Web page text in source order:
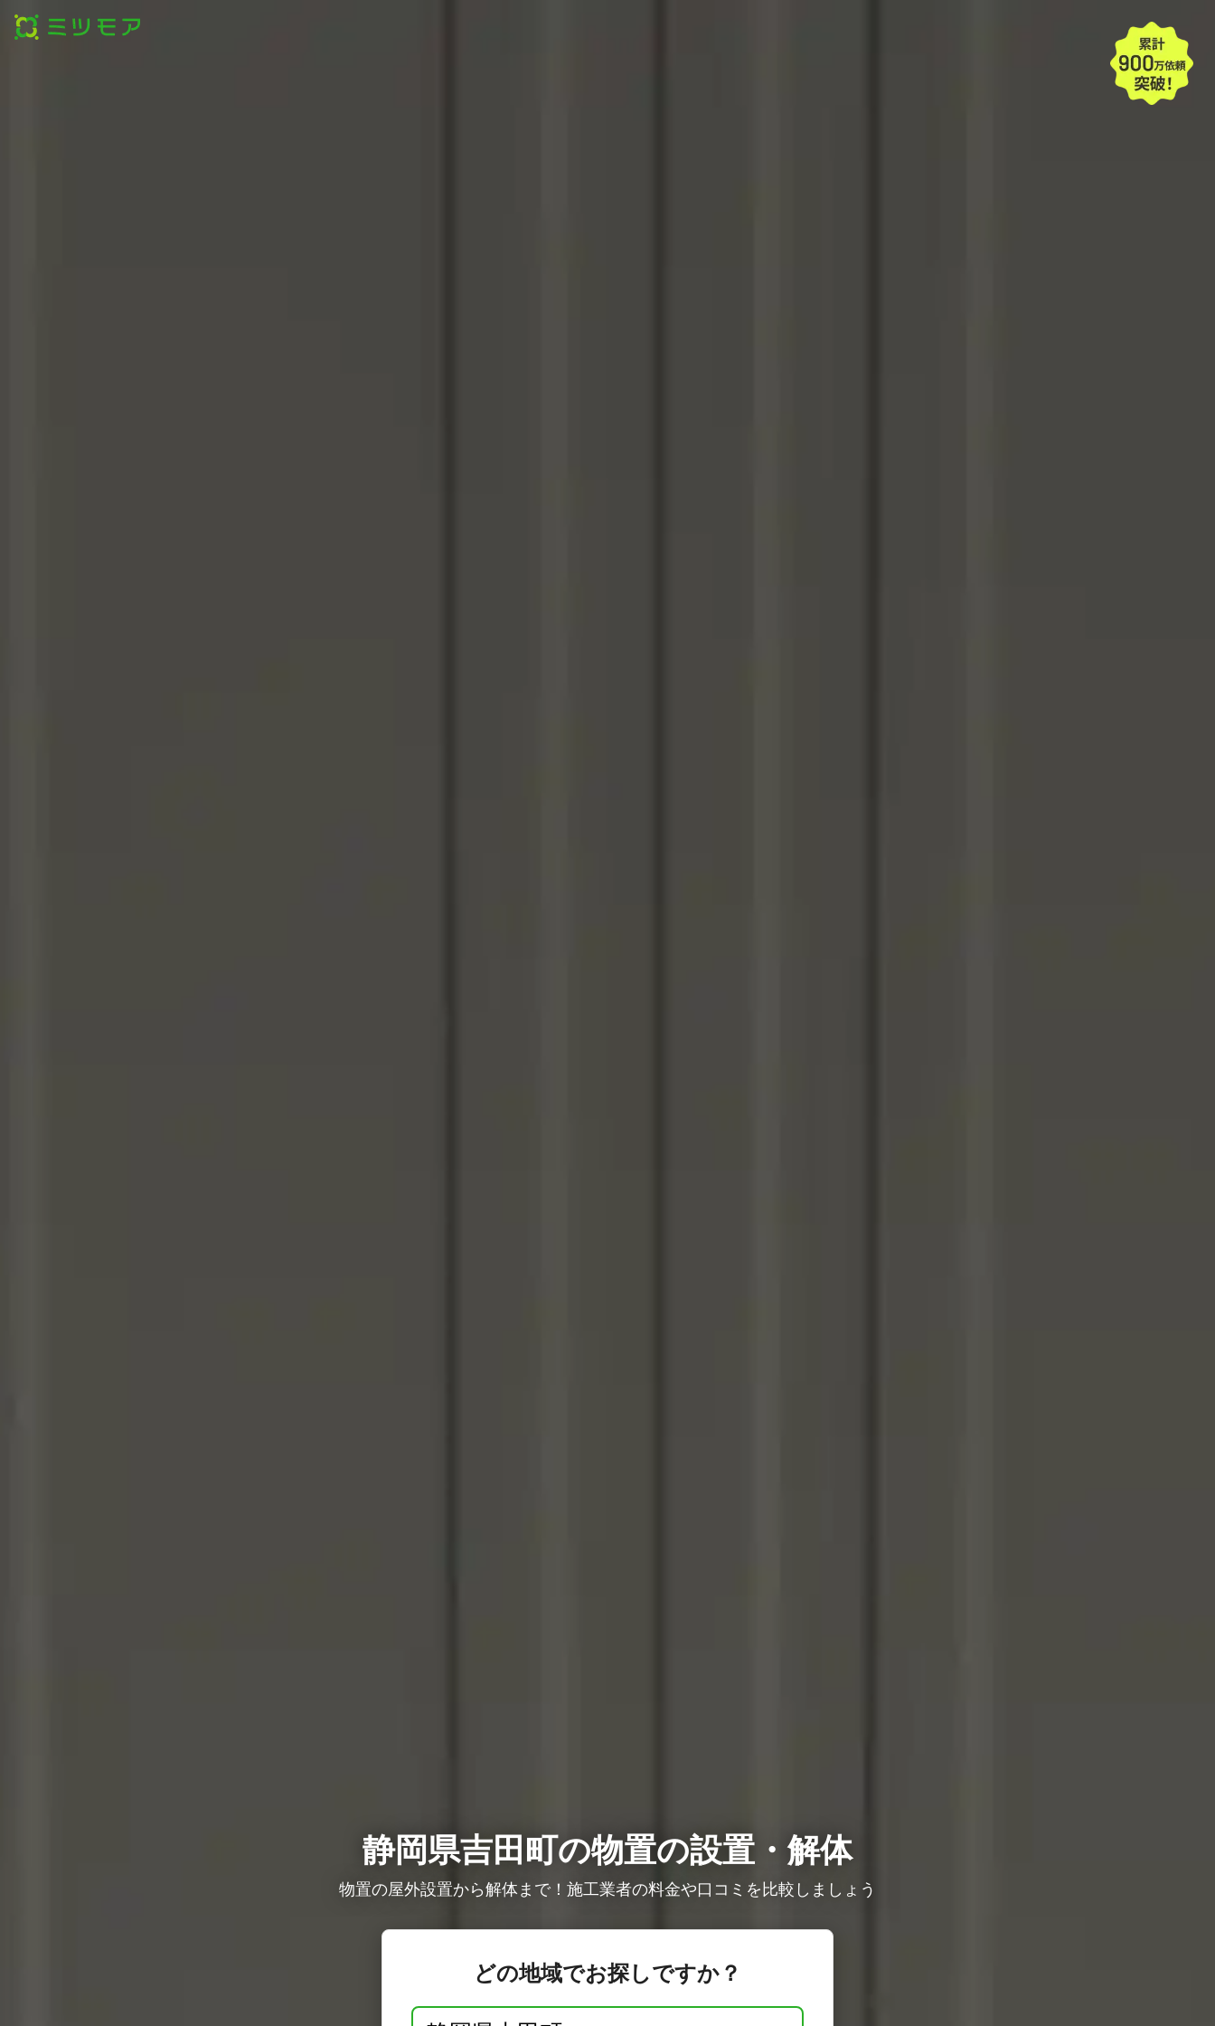
静岡県吉田町の物置の設置・解体
物置の屋外設置から解体まで！施工業者の料金や口コミを比較しましょう
どの地域でお探しですか？